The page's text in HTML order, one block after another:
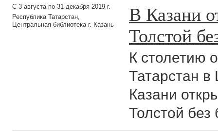
С 3 августа по 31 декабря 2019 г.
Республика Татарстан,
Центральная библиотека г. Казань
В Казани
Толстой
К столетию
Татарстан в
Казани
Толстой